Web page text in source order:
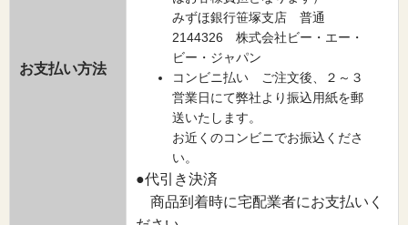
お支払い方法
みずほ銀行笹塚支店 普通
2144326 株式会社ビー・エー・
ビー・ジャパン
コンビニ払い ご注文後、２～３
営業日にて弊社より振込用紙を郵
送いたします。
お近くのコンビニでお振込くださ
い。
●代引き決済
商品到着時に宅配業者にお支払いく